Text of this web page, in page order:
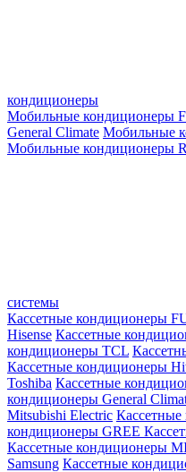
кондиционеры
Мобильные кондиционеры
General Climate Мобильные
Мобильные кондиционеры
системы
Кассетные кондиционеры
Hisense Кассетные
кондиционеры TCL
Кассетные кондиционеры
Toshiba Кассетные
кондиционеры General
Mitsubishi Electric
кондиционеры GREE
Кассетные кондиционеры
Samsung Кассетные